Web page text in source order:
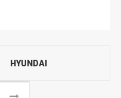
HYUNDAI
Next